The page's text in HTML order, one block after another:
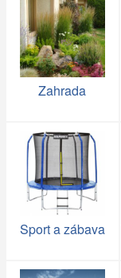
Zahrada
Sport a zábava